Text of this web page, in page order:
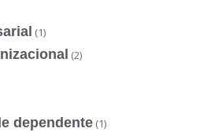
(1)
(2)
dependente (1)